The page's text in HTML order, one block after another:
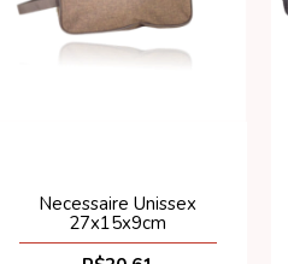
Necessaire Unissex
27x15x9cm